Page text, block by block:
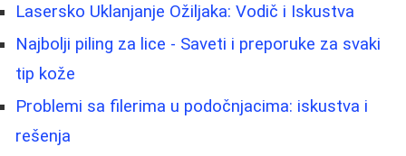
Lasersko Uklanjanje Ožiljaka: Vodič i Iskustva
Najbolji piling za lice - Saveti i preporuke za svaki
tip kože
Problemi sa filerima u podočnjacima: iskustva i
rešenja